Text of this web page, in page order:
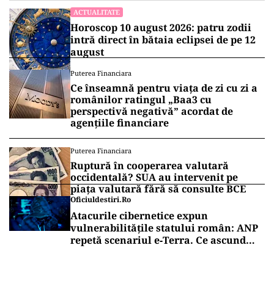
ACTUALITATE
Horoscop 10 august 2026: patru zodii
intră direct în bătaia eclipsei de pe 12
august
Puterea Financiara
Ce înseamnă pentru viața de zi cu zi a
românilor ratingul „Baa3 cu
perspectivă negativă” acordat de
agențiile financiare
Puterea Financiara
Ruptură în cooperarea valutară
occidentală? SUA au intervenit pe
piața valutară fără să consulte BCE
Oficiuldestiri.ro
Atacurile cibernetice expun
vulnerabilitățile statului român: ANP
repetă scenariul e‑Terra. Ce ascund